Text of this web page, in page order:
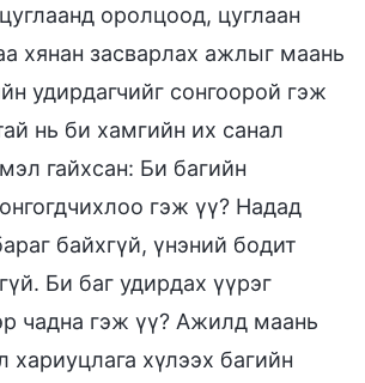
оролцоод, цуглаан
хянан засварлах ажлыг маань
удирдагчийг сонгоорой гэж
нь би хамгийн их санал
гайхсан: Би багийн
гэж үү? Надад
байхгүй, үнэний бодит
Би баг удирдах үүрэг
чадна гэж үү? Ажилд маань
хариуцлага хүлээх багийн